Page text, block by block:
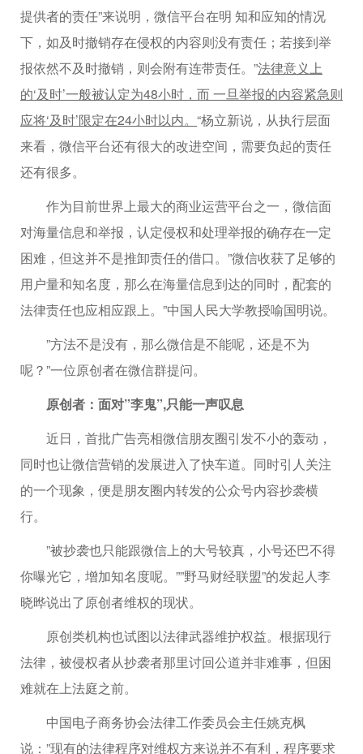
提供者的责任”来说明，微信平台在明 知和应知的情况
下，如及时撤销存在侵权的内容则没有责任；若接到举
报依然不及时撤销，则会附有连带责任。”法律意义上
的‘及时’一般被认定为48小时，而 一旦举报的内容紧急则
应将‘及时’限定在24小时以内。 “杨立新说，从执行层面
来看，微信平台还有很大的改进空间，需要负起的责任
还有很多。
作为目前世界上最大的商业运营平台之一，微信面
对海量信息和举报，认定侵权和处理举报的确存在一定
困难，但这并不是推卸责任的借口。”微信收获了足够的
用户量和知名度，那么在海量信息到达的同时，配套的
法律责任也应相应跟上。”中国人民大学教授喻国明说。
”方法不是没有，那么微信是不能呢，还是不为
呢？”一位原创者在微信群提问。
原创者：面对”李鬼”,只能一声叹息
近日，首批广告亮相微信朋友圈引发不小的轰动，
同时也让微信营销的发展进入了快车道。同时引人关注
的一个现象，便是朋友圈内转发的公众号内容抄袭横
行。
”被抄袭也只能跟微信上的大号较真，小号还巴不得
你曝光它，增加知名度呢。””野马财经联盟”的发起人李
晓晔说出了原创者维权的现状。
原创类机构也试图以法律武器维护权益。根据现行
法律，被侵权者从抄袭者那里讨回公道并非难事，但困
难就在上法庭之前。
中国电子商务协会法律工作委员会主任姚克枫
说：”现有的法律程序对维权方来说并不有利，程序要求